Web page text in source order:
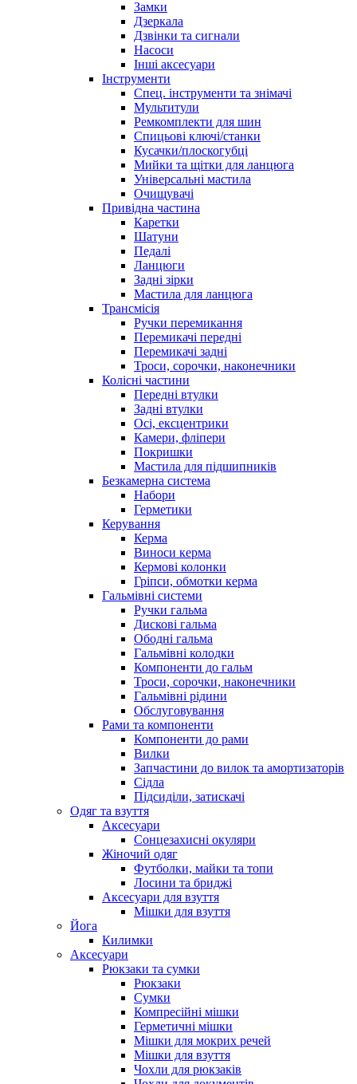
Замки
Дзеркала
Дзвінки та сигнали
Насоси
Інші аксесуари
Інструменти
Спец. інструменти та знімачі
Мультитули
Ремкомплекти для шин
Спицьові ключі/станки
Кусачки/плоскогубці
Мийки та щітки для ланцюга
Універсальні мастила
Очищувачі
Привідна частина
Каретки
Шатуни
Педалі
Ланцюги
Задні зірки
Мастила для ланцюга
Трансмісія
Ручки перемикання
Перемикачі передні
Перемикачі задні
Троси, сорочки, наконечники
Колісні частини
Передні втулки
Задні втулки
Осі, ексцентрики
Камери, фліпери
Покришки
Мастила для підшипників
Безкамерна система
Набори
Герметики
Керування
Керма
Виноси керма
Кермові колонки
Гріпси, обмотки керма
Гальмівні системи
Ручки гальма
Дискові гальма
Ободні гальма
Гальмівні колодки
Компоненти до гальм
Троси, сорочки, наконечники
Гальмівні рідини
Обслуговування
Рами та компоненти
Компоненти до рами
Вилки
Запчастини до вилок та амортизаторів
Сідла
Підсиділи, затискачі
Одяг та взуття
Аксесуари
Сонцезахисні окуляри
Жіночий одяг
Футболки, майки та топи
Лосини та бриджі
Аксесуари для взуття
Мішки для взуття
Йога
Килимки
Аксесуари
Рюкзаки та сумки
Рюкзаки
Сумки
Компресійні мішки
Герметичні мішки
Мішки для мокрих речей
Мішки для взуття
Чохли для рюкзаків